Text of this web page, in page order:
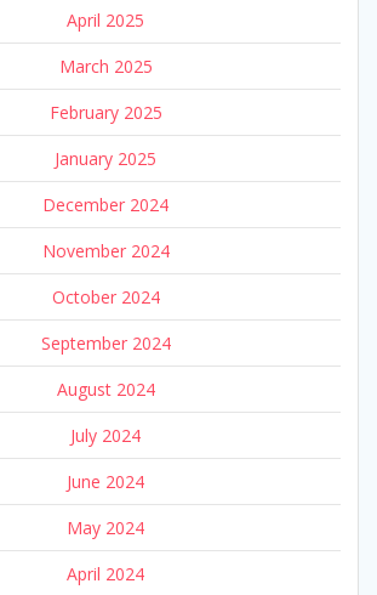
April 2025
March 2025
February 2025
January 2025
December 2024
November 2024
October 2024
September 2024
August 2024
July 2024
June 2024
May 2024
April 2024